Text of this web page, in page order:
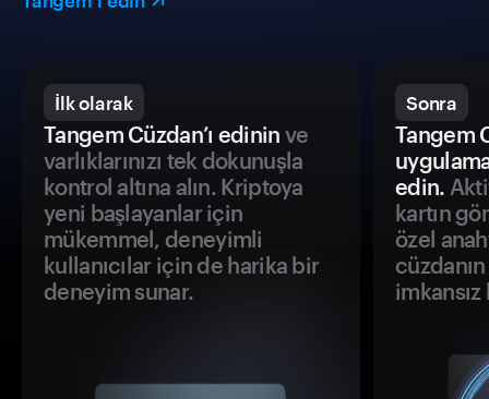
İlk olarak
Tangem Cüzdan’ı edinin ve
varlıklarınızı tek dokunuşla
kontrol altına alın. Kriptoya
yeni başlayanlar için
mükemmel, deneyimli
kullanıcılar için de harika bir
deneyim sunar.
Sonra
Tangem
edin.
kartın
özel